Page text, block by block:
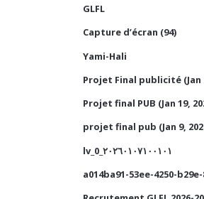
GLFL
Capture d’écran (94)
Yami-Hali
Projet Final publicité (Jan
Projet final PUB (Jan 19,
projet final pub (Jan 9,
lv_0_٢٠٢٦٠١٠٧١٠٠١٠١
a014ba91-53ee-4250-